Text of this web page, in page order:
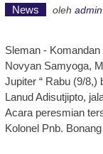
News oleh admin
Sleman -
Novyan Samyoga,
Jupiter “ Rabu (9/
Lanud Adisutjipto,
Acara peresmian
Kolonel Pnb.